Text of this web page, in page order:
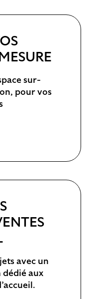
sur-
pour vos
avec un
aux